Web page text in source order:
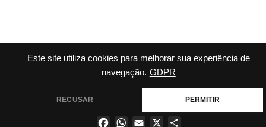
Este site utiliza cookies para melhorar sua experiência de
navegação. GDPR
RECUSAR PERMITIR
FacebookWhatsApp
Email